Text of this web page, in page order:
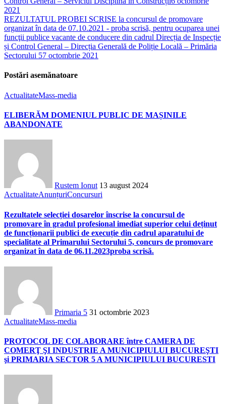
2021
REZULTATUL PROBEI SCRISE la concursul de promovare
organizat în data de 07.10.2021 - proba scrisă, pentru ocuparea unei
funcţii publice vacante de conducere din cadrul Direcția de Inspecție
și Control General – Direcția Generală de Poliție Locală – Primăria
Sectorului 57 octombrie 2021
Postări asemănatoare
ActualitateMass-media
ELIBERĂM DOMENIUL PUBLIC DE MAȘINILE
ABANDONATE
Rustem Ionut 13 august 2024
ActualitateAnunțuriConcursuri
Rezultatele selecției dosarelor înscrise la concursul de
promovare în gradul profesional imediat superior celui deținut
de funcționarii publici de execuție din cadrul aparatului de
specialitate al Primarului Sectorului 5, concurs de promovare
organizat în data de 06.11.2023proba scrisă.
Primaria 5 31 octombrie 2023
ActualitateMass-media
PROTOCOL DE COLABORARE între CAMERA DE
COMERŢ ŞI INDUSTRIE A MUNICIPIULUI BUCUREŞTI
şi PRIMARIA SECTOR 5 A MUNICIPIULUI BUCURESTI